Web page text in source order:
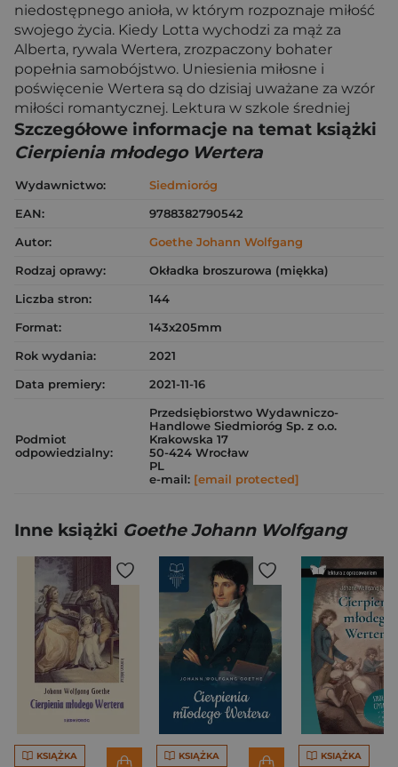
niedostępnego anioła, w którym rozpoznaje miłość
swojego życia. Kiedy Lotta wychodzi za mąż za
Alberta, rywala Wertera, zrozpaczony bohater
popełnia samobójstwo. Uniesienia miłosne i
poświęcenie Wertera są do dzisiaj uważane za wzór
miłości romantycznej. Lektura w szkole średniej
Szczegółowe informacje na temat książki
Cierpienia młodego Wertera
Wydawnictwo:
Siedmioróg
EAN:
9788382790542
Autor:
Goethe Johann Wolfgang
Rodzaj oprawy:
Okładka broszurowa (miękka)
Liczba stron:
144
Format:
143x205mm
Rok wydania:
2021
Data premiery:
2021-11-16
Podmiot
odpowiedzialny:
Przedsiębiorstwo Wydawniczo-
Handlowe Siedmioróg Sp. z o.o.
Krakowska 17
50-424 Wrocław
PL
e-mail: [email protected]
Inne książki Goethe Johann Wolfgang
KSIĄŻKA KSIĄŻKA KSIĄŻKA